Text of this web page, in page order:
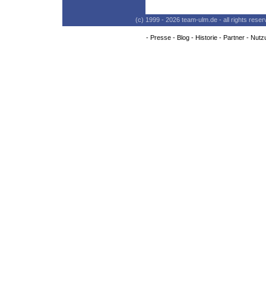
(c) 1999 - 2026 team-ulm.de - all rights
- Presse- Blog- Historie- Partner-